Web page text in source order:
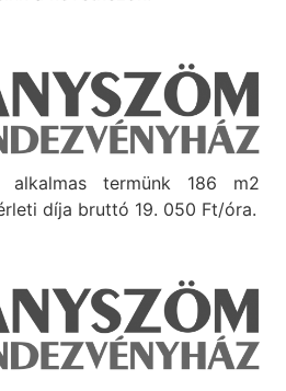
alkalmas termünk 186 m2
díja bruttó 19. 050 Ft/óra.